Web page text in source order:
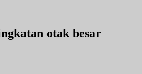
otak besar